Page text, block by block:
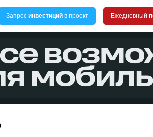
Запрос инвестиций в проект Ежедневный